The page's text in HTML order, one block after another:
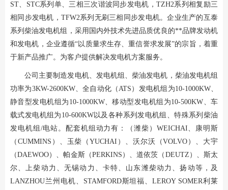
ST、STC系列单、三相三次谐波同步发电机，TZH2系列相复励三
相同步发电机，TFW2系列无刷三相同步发电机。企业生产的互泰
系列柴油发电机组，采用国内外技术先进品质优良的**品牌发动机
和发电机，企业遵循“以质量求生存、重信誉求发展”的宗旨，着重
于新产品推广。为客户提供解决发电机方案服务。
公司主要制造发电机、发电机组、柴油发电机，柴油发电机组
功率为3KW-2600KW、全自动化（ATS）发电机组为10-1000KW、
静音型发电机组为10-1000KW、移动型发电机组为10-500KW、车
载式发电机组为10-600KW以及各种系列发电机组、特殊系列柴油
发电机组/电站。配套机组动力有：（潍柴）WEICHAI、康明斯
（CUMMINS）、玉柴（YUCHAI）、沃尔沃（VOLVO）、大宇
（DAEWOO）、帕金斯（PERKINS）、道依茨（DEUTZ）、斯太
尔、上柴动力、无锡动力、卡特、山东潍柴动力、扬动等，及
LANZHOU兰州电机、STAMFORD斯坦福、LEROY SOMER利莱